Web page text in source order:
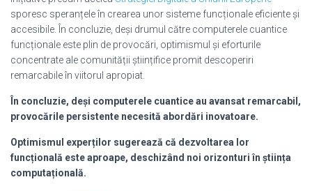
sporesc speranțele în crearea unor sisteme funcționale eficiente și
accesibile. În concluzie, deși drumul către computerele cuantice
funcționale este plin de provocări, optimismul și eforturile
concentrate ale comunității științifice promit descoperiri
remarcabile în viitorul apropiat.
În concluzie, deși computerele cuanticeau avansat remarcabil,
provocările persistente necesită abordări inovatoare.
Optimismul experților sugerează că dezvoltarea lor
funcțională este aproape, deschizând noi orizonturi în știința
computațională.